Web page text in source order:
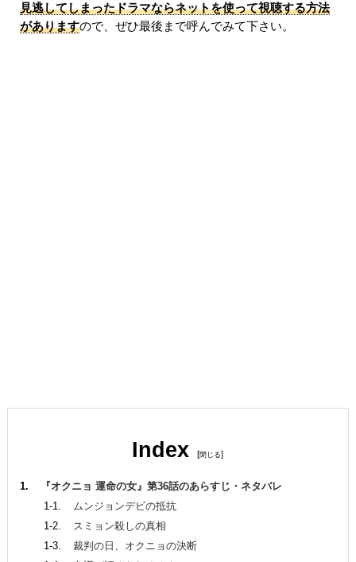
見逃してしまったドラマならネットを使って視聴する方法
がありますので、ぜひ最後まで呼んでみて下さい。
Index [ ]
『オクニョ 運命の女』第36話のあらすじ・ネタバレ
ムンジョンデビの抵抗
スミョン殺しの真相
裁判の日、オクニョの決断